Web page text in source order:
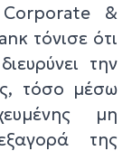
Corporate &
τόνισε ότι
την
τόσο μέσω
μη
της